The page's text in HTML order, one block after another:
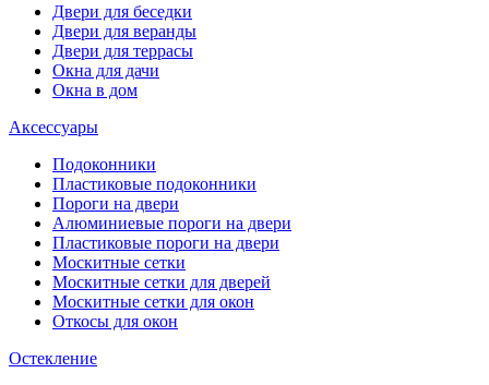
Двери для беседки
Двери для веранды
Двери для террасы
Окна для дачи
Окна в дом
Аксессуары
Подоконники
Пластиковые подоконники
Пороги на двери
Алюминиевые пороги на двери
Пластиковые пороги на двери
Москитные сетки
Москитные сетки для дверей
Москитные сетки для окон
Откосы для окон
Остекление